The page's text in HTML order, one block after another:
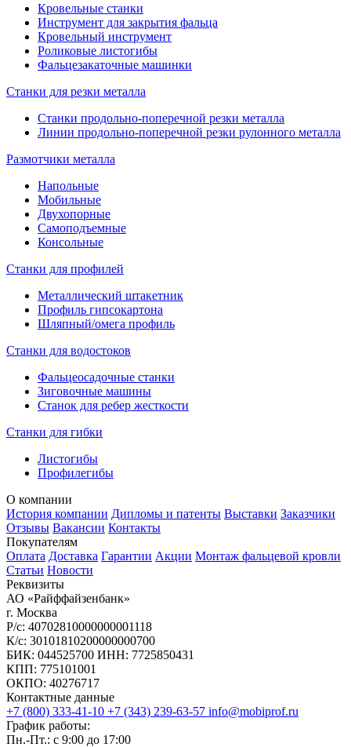
Кровельные станки
Инструмент для закрытия фальца
Кровельный инструмент
Роликовые листогибы
Фальцезакаточные машинки
Станки для резки металла
Станки продольно-поперечной резки металла
Линии продольно-поперечной резки рулонного металла
Размотчики металла
Напольные
Мобильные
Двухопорные
Самоподъемные
Консольные
Станки для профилей
Металлический штакетник
Профиль гипсокартона
Шляпный/омега профиль
Станки для водостоков
Фальцеосадочные станки
Зиговочные машины
Станок для ребер жесткости
Станки для гибки
Листогибы
Профилегибы
О компании
История компании Дипломы и патенты Выставки Заказчики
Отзывы Вакансии Контакты
Покупателям
Оплата Доставка Гарантии Акции Монтаж фальцевой кровли
Статьи Новости
Реквизиты
АО «Райффайзенбанк»
г. Москва
Р/с: 40702810000000001118
К/с: 30101810200000000700
БИК: 044525700 ИНН: 7725850431
КПП: 775101001
ОКПО: 40276717
Контактные данные
+7 (800) 333-41-10 +7 (343) 239-63-57 info@mobiprof.ru
График работы:
Пн.-Пт.: с 9:00 до 17:00